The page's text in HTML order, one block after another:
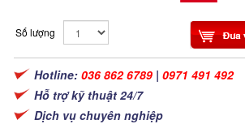
Số lượng
Hotline: 036 862 6789 | 0971 491 492
Hỗ trợ kỹ thuật 24/7
Dịch vụ chuyên nghiệp